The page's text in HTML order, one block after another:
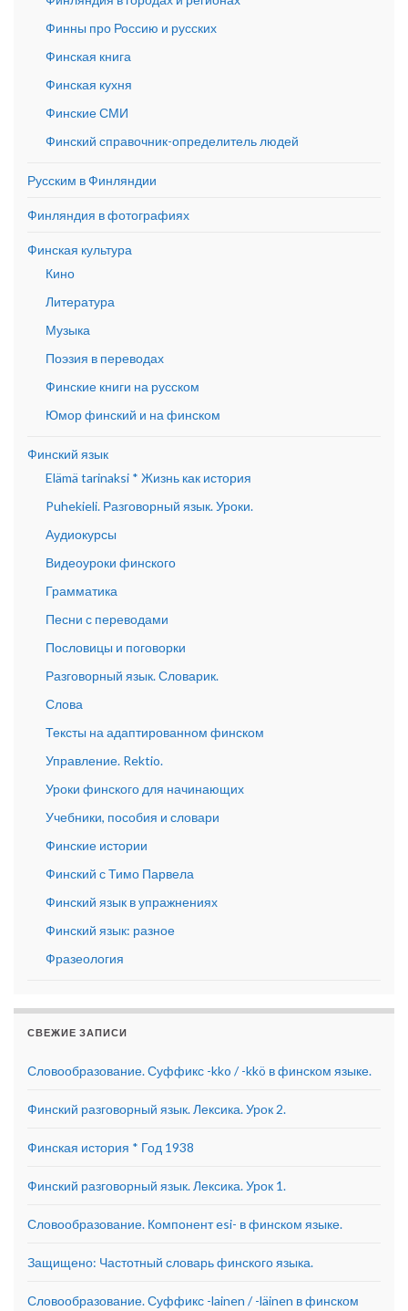
Финны про Россию и русских
Финская книга
Финская кухня
Финские СМИ
Финский справочник-определитель людей
Русским в Финляндии
Финляндия в фотографиях
Финская культура
Кино
Литература
Музыка
Поэзия в переводах
Финские книги на русском
Юмор финский и на финском
Финский язык
Elämä tarinaksi * Жизнь как история
Puhekieli. Разговорный язык. Уроки.
Аудиокурсы
Видеоуроки финского
Грамматика
Песни с переводами
Пословицы и поговорки
Разговорный язык. Словарик.
Слова
Тексты на адаптированном финском
Управление. Rektio.
Уроки финского для начинающих
Учебники, пособия и словари
Финские истории
Финский с Тимо Парвела
Финский язык в упражнениях
Финский язык: разное
Фразеология
СВЕЖИЕ ЗАПИСИ
Словообразование. Суффикс -kko / -kkö в финском языке.
Финский разговорный язык. Лексика. Урок 2.
Финская история * Год 1938
Финский разговорный язык. Лексика. Урок 1.
Словообразование. Компонент esi- в финском языке.
Защищено: Частотный словарь финского языка.
Словообразование. Суффикс -lainen / -läinen в финском